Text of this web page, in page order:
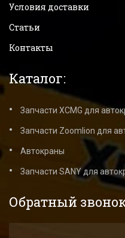
Условия доставки
Статьи
Контакты
Каталог:
Запчасти XCMG для
Запчасти Zoomlion для
Автокраны
Запчасти SANY для
Обратный